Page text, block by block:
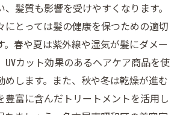
の仕上がりを目指すコツ
の美容室が導く輝く日常の実現方
に溶け込むヘアスタイル
での体験を活かした自宅ケア
型サービスの利点
髪質も影響を受けやすくなります。
にとっては髪の健康を保つための適切
。春や夏は紫外線や湿気が髪にダメー
UVカット効果のあるヘアケア商品を使
めします。また、秋や冬は乾燥が進む
豊富に含んだトリートメントを活用し